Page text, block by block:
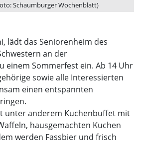
Schaumburger Wochenblatt)
lädt das Seniorenheim des
an der
einem Sommerfest ein. Ab 14 Uhr
sowie alle Interessierten
einen entspannten
unter anderem Kuchenbuffet mit
hausgemachten Kuchen
werden Fassbier und frisch